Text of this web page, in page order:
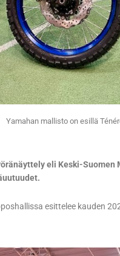
Yamahan mallisto on esillä
eli Keski-
esittelee kauden